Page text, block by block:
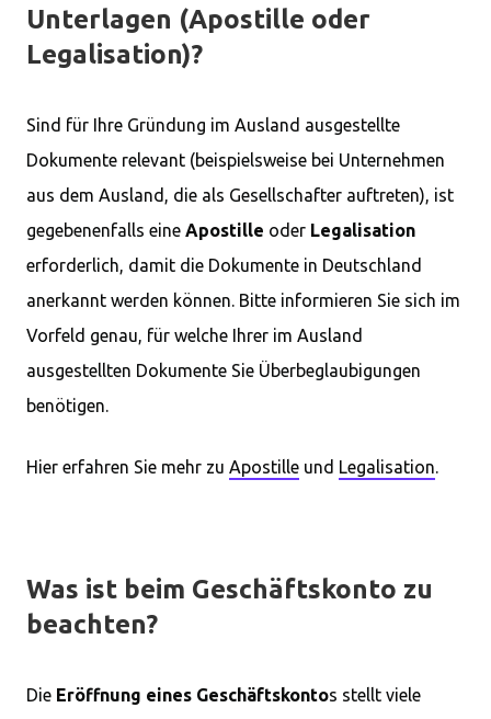
Unterlagen (Apostille oder
Legalisation)?
Sind für Ihre Gründung im Ausland ausgestellte
Dokumente relevant (beispielsweise bei Unternehmen
aus dem Ausland, die als Gesellschafter auftreten), ist
gegebenenfalls eine Apostille oder Legalisation
erforderlich, damit die Dokumente in Deutschland
anerkannt werden können. Bitte informieren Sie sich im
Vorfeld genau, für welche Ihrer im Ausland
ausgestellten Dokumente Sie Überbeglaubigungen
benötigen.
Hier erfahren Sie mehr zu Apostille und Legalisation.
Was ist beim Geschäftskonto zu
beachten?
Die Eröffnung eines Geschäftskontos stellt viele